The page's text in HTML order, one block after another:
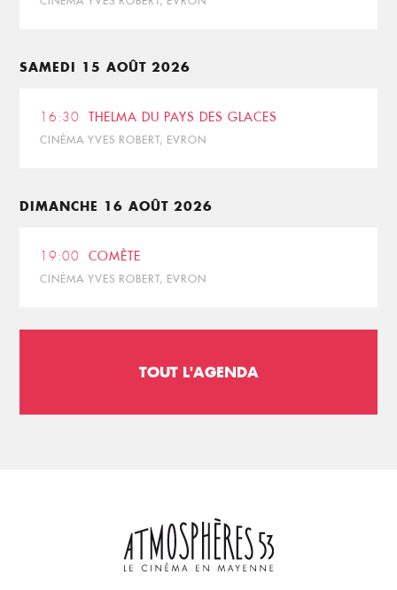
SAMEDI 15 AOÛT 2026
16:30 THELMA DU PAYS DES GLACES
CINÉMA YVES ROBERT, EVRON
DIMANCHE 16 AOÛT 2026
19:00 COMÈTE
CINÉMA YVES ROBERT, EVRON
TOUT L'AGENDA